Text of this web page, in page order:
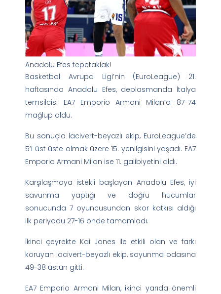
Anadolu Efes tepetaklak!
Basketbol Avrupa Ligi’nin (EuroLeague) 21.
haftasında Anadolu Efes, deplasmanda İtalya
temsilcisi EA7 Emporio Armani Milan’a 87-74
mağlup oldu.
Bu sonuçla lacivert-beyazlı ekip, EuroLeague’de
5’i üst üste olmak üzere 15. yenilgisini yaşadı. EA7
Emporio Armani Milan ise 11. galibiyetini aldı.
Karşılaşmaya istekli başlayan Anadolu Efes, iyi
savunma yaptığı ve doğru hücumlar
sonucunda 7 oyuncusundan skor katkısı aldığı
ilk periyodu 27-16 önde tamamladı.
İkinci çeyrekte Kai Jones ile etkili olan ve farkı
koruyan lacivert-beyazlı ekip, soyunma odasına
49-38 üstün gitti.
EA7 Emporio Armani Milan, ikinci yarıda önemli